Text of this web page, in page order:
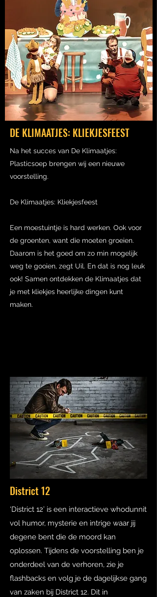
DE KLIMAATJES: KLIEKJESFEEST
Na het succes van De Klimaatjes:
Plasticsoep brengen wij een nieuwe
voorstelling.
De Klimaatjes: Kliekjesfeest
Een moestuintje is hard werken. Ook voor
de groenten, want die moeten groeien.
Daarom is het goed om zo min mogelijk
weg te gooien, zegt Uil. En dat is nog leuk
ook! Samen ontdekken de Klimaatjes dat
je met kliekjes heerlijke dingen kunt
maken.
District 12
‘District 12’ is een interactieve whodunnit
vol humor, mysterie en intrige waar jij
degene bent die de moord kan
oplossen. Tijdens de voorstelling ben je
onderdeel van de verhoren, zie je
flashbacks en volg je de dagelijkse gang
van zaken bij District 12. Dit in